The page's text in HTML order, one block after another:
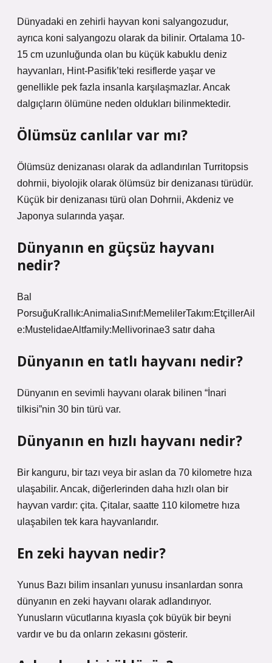
Dünyadaki en zehirli hayvan koni salyangozudur,
ayrıca koni salyangozu olarak da bilinir. Ortalama 10-
15 cm uzunluğunda olan bu küçük kabuklu deniz
hayvanları, Hint-Pasifik’teki resiflerde yaşar ve
genellikle pek fazla insanla karşılaşmazlar. Ancak
dalgıçların ölümüne neden oldukları bilinmektedir.
Ölümsüz canlılar var mı?
Ölümsüz denizanası olarak da adlandırılan Turritopsis
dohrnii, biyolojik olarak ölümsüz bir denizanası türüdür.
Küçük bir denizanası türü olan Dohrnii, Akdeniz ve
Japonya sularında yaşar.
Dünyanın en güçsüz hayvanı
nedir?
Bal
PorsuğuKrallık:AnimaliaSınıf:MemelilerTakım:EtçillerAil
e:MustelidaeAltfamily:Mellivorinae3 satır daha
Dünyanın en tatlı hayvanı nedir?
Dünyanın en sevimli hayvanı olarak bilinen “İnari
tilkisi”nin 30 bin türü var.
Dünyanın en hızlı hayvanı nedir?
Bir kanguru, bir tazı veya bir aslan da 70 kilometre hıza
ulaşabilir. Ancak, diğerlerinden daha hızlı olan bir
hayvan vardır: çita. Çitalar, saatte 110 kilometre hıza
ulaşabilen tek kara hayvanlarıdır.
En zeki hayvan nedir?
Yunus Bazı bilim insanları yunusu insanlardan sonra
dünyanın en zeki hayvanı olarak adlandırıyor.
Yunusların vücutlarına kıyasla çok büyük bir beyni
vardır ve bu da onların zekasını gösterir.